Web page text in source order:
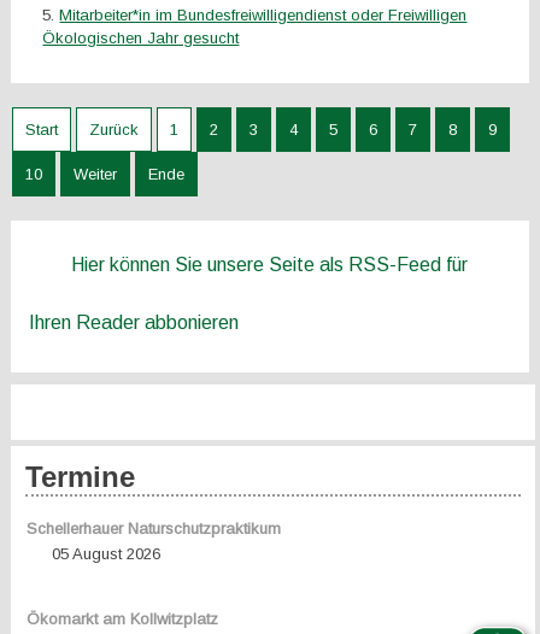
Mitarbeiter*in im Bundesfreiwilligendienst oder Freiwilligen
Ökologischen Jahr gesucht
Start Zurück 1 2 3 4 5 6 7 8 9
10 Weiter Ende
Hier können Sie unsere Seite als RSS-Feed für
Ihren Reader abbonieren
Termine
Schellerhauer Naturschutzpraktikum
05 August 2026
Ökomarkt am Kollwitzplatz